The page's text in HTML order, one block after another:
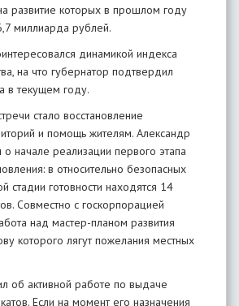
развитие которых в прошлом году
миллиарда рублей.
динамикой индекса
на что губернатор подтвердил
в текущем году.
стало восстановление
и помощь жителям. Александр
начале реализации первого этапа
в относительно безопасных
стадии готовности находятся 14
Совместно с госкорпорацией
над мастер-планом развития
которого лягут пожелания местных
об активной работе по выдаче
Если на момент его назначения